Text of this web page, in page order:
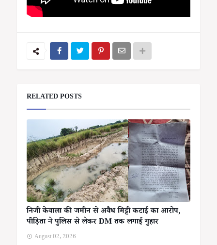
RELATED POSTS
निजी केवाला की जमीन से अवैध मिट्टी कटाई का आरोप,
पीड़िता ने पुलिस से लेकर DM तक लगाई गुहार
August 02, 2026